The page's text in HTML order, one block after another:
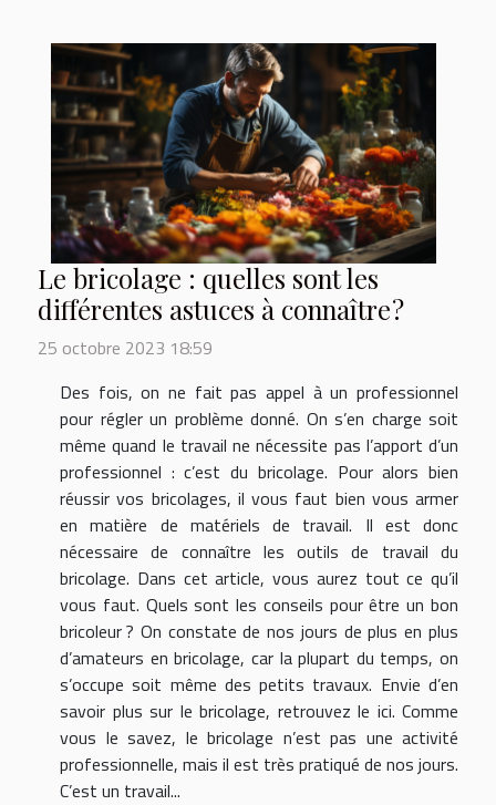
Le bricolage : quelles sont les
différentes astuces à connaître ?
25 octobre 2023 18:59
Des fois, on ne fait pas appel à un professionnel
pour régler un problème donné. On s’en charge soit
même quand le travail ne nécessite pas l’apport d’un
professionnel : c’est du bricolage. Pour alors bien
réussir vos bricolages, il vous faut bien vous armer
en matière de matériels de travail. Il est donc
nécessaire de connaître les outils de travail du
bricolage. Dans cet article, vous aurez tout ce qu’il
vous faut. Quels sont les conseils pour être un bon
bricoleur ? On constate de nos jours de plus en plus
d’amateurs en bricolage, car la plupart du temps, on
s’occupe soit même des petits travaux. Envie d’en
savoir plus sur le bricolage, retrouvez le ici. Comme
vous le savez, le bricolage n’est pas une activité
professionnelle, mais il est très pratiqué de nos jours.
C’est un travail...